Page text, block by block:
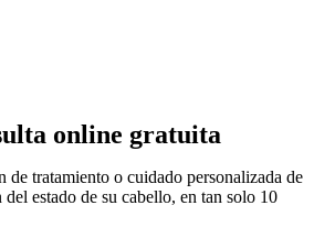
online gratuita
de tratamiento o cuidado personalizada de
estado de su cabello, en tan solo 10